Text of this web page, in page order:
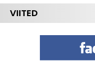
VIITED